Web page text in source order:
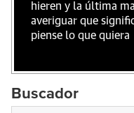
hieren y la última
averiguar que
piense lo que quiera
Buscador